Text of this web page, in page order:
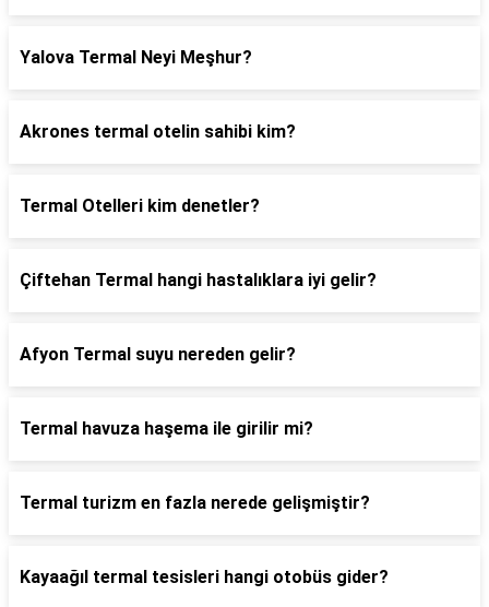
Yalova Termal Neyi Meşhur?
Akrones termal otelin sahibi kim?
Termal Otelleri kim denetler?
Çiftehan Termal hangi hastalıklara iyi gelir?
Afyon Termal suyu nereden gelir?
Termal havuza haşema ile girilir mi?
Termal turizm en fazla nerede gelişmiştir?
Kayaağıl termal tesisleri hangi otobüs gider?